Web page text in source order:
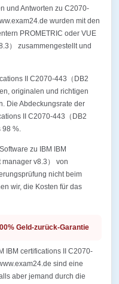
und Antworten zu C2070-
wurden mit den
PROMETRIC oder VUE
） zusammengestellt und
II C2070-443（DB2
originalen und richtigen
Die Abdeckungsrate der
II C2070-443（DB2
98 %.
zu IBM IBM
v8.3） von
nicht beim
wir, die Kosten für das
Geld-zurück-Garantie
IBM certifications II C2070-
sind eine
aber jemand durch die